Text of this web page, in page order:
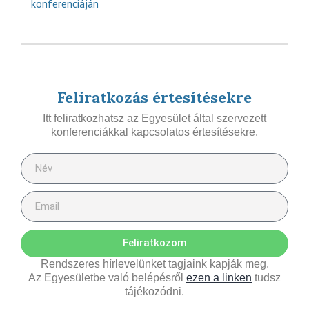
konferenciáján
Feliratkozás értesítésekre
Itt feliratkozhatsz az Egyesület által szervezett
konferenciákkal kapcsolatos értesítésekre.
Feliratkozom
Rendszeres hírlevelünket tagjaink kapják meg.
Az Egyesületbe való belépésről ezen a linken tudsz
tájékozódni.